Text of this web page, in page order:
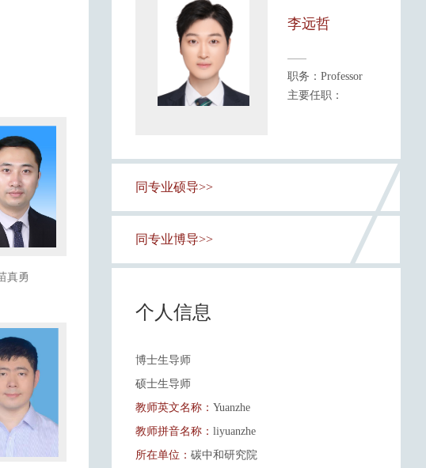
真勇
李远哲
职务：Professor
主要任职：
同专业硕导>>
同专业博导>>
个人信息
博士生导师
硕士生导师
教师英文名称： Yuanzhe
教师拼音名称： liyuanzhe
所在单位： 碳中和研究院